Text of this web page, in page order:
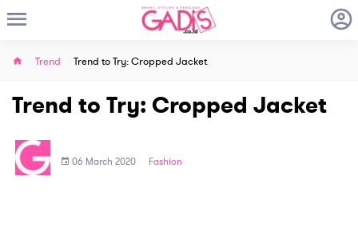
Trend Trend to Try: Cropped Jacket
Trend to Try: Cropped Jacket
06 March 2020 Fashion